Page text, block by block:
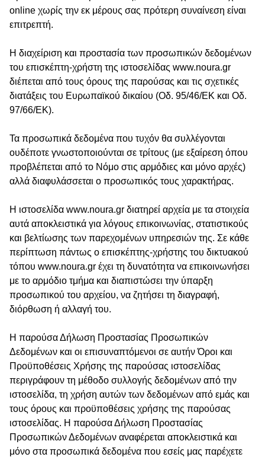
online χωρίς την εκ μέρους σας πρότερη συναίνεση είναι
επιτρεπτή.
Η διαχείριση και προστασία των προσωπικών δεδομένων
του επισκέπτη-χρήστη της ιστοσελίδας www.noura.gr
διέπεται από τους όρους της παρούσας και τις σχετικές
διατάξεις του Ευρωπαϊκού δικαίου (Οδ. 95/46/ΕΚ και Οδ.
97/66/ΕΚ).
Τα προσωπικά δεδομένα που τυχόν θα συλλέγονται
ουδέποτε γνωστοποιούνται σε τρίτους (με εξαίρεση όπου
προβλέπεται από το Νόμο στις αρμόδιες και μόνο αρχές)
αλλά διαφυλάσσεται ο προσωπικός τους χαρακτήρας.
Η ιστοσελίδα www.noura.gr διατηρεί αρχεία με τα στοιχεία
αυτά αποκλειστικά για λόγους επικοινωνίας, στατιστικούς
και βελτίωσης των παρεχομένων υπηρεσιών της. Σε κάθε
περίπτωση πάντως ο επισκέπτης-χρήστης του δικτυακού
τόπου www.noura.gr έχει τη δυνατότητα να επικοινωνήσει
με το αρμόδιο τμήμα και διαπιστώσει την ύπαρξη
προσωπικού του αρχείου, να ζητήσει τη διαγραφή,
διόρθωση ή αλλαγή του.
Η παρούσα Δήλωση Προστασίας Προσωπικών
Δεδομένων και οι επισυναπτόμενοι σε αυτήν Όροι και
Προϋποθέσεις Χρήσης της παρούσας ιστοσελίδας
περιγράφουν τη μέθοδο συλλογής δεδομένων από την
ιστοσελίδα, τη χρήση αυτών των δεδομένων από εμάς και
τους όρους και προϋποθέσεις χρήσης της παρούσας
ιστοσελίδας. Η παρούσα Δήλωση Προστασίας
Προσωπικών Δεδομένων αναφέρεται αποκλειστικά και
μόνο στα προσωπικά δεδομένα που εσείς μας παρέχετε